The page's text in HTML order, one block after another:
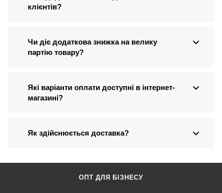
клієнтів?
Чи діє додаткова знижка на велику
партію товару?
Які варіанти оплати доступні в інтернет-
магазині?
Як здійснюється доставка?
ОПТ ДЛЯ БІЗНЕСУ